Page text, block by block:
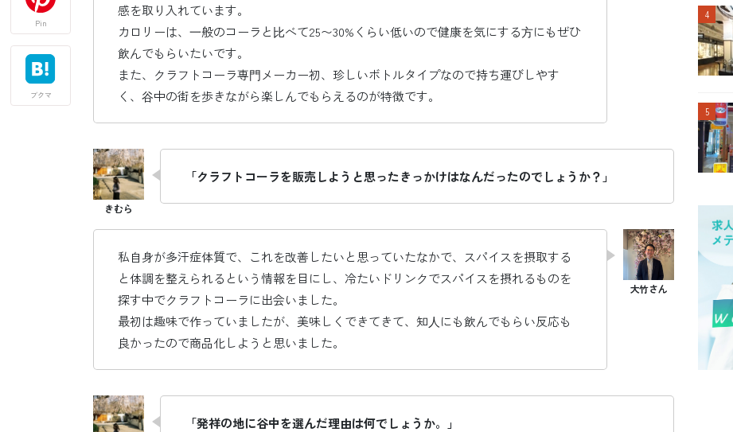
感を取り入れています。
カロリーは、⼀般のコーラと⽐べて25〜30%くらい低いので健康を気にする⽅にもぜひ
飲んでもらいたいです。
また、クラフトコーラ専⾨メーカー初、珍しいボトルタイプなので持ち運びしやす
く、⾕中の街を歩きながら楽しんでもらえるのが特徴です。
「クラフトコーラを販売しようと思ったきっかけはなんだったのでしょうか？」
私自身が多汗症体質で、これを改善したいと思っていたなかで、スパイスを摂取する
と体調を整えられるという情報を目にし、冷たいドリンクでスパイスを摂れるものを
探す中でクラフトコーラに出会いました。
最初は趣味で作っていましたが、美味しくできてきて、知⼈にも飲んでもらい反応も
良かったので商品化しようと思いました。
「発祥の地に谷中を選んだ理由は何でしょうか。」
Pin
ブクマ